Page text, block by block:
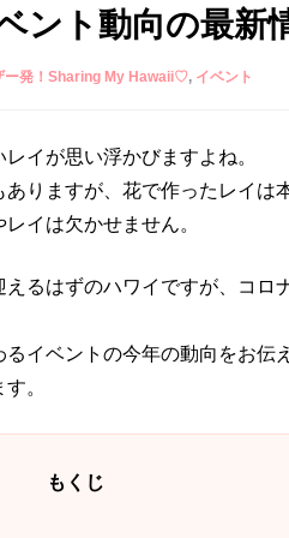
ント動向の最新
ー発！Sharing My Hawaii♡ イベント
イが思い浮かびますよね。
りますが、花で作ったレイは
イは欠かせません。
るはずのハワイですが、コロ
イベントの今年の動向をお伝
。
もくじ